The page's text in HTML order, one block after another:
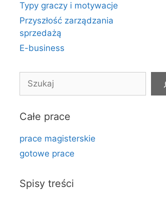
Typy graczy i motywacje
Przyszłość zarządzania
sprzedażą
E-business
Szukaj
Całe prace
prace magisterskie
gotowe prace
Spisy treści